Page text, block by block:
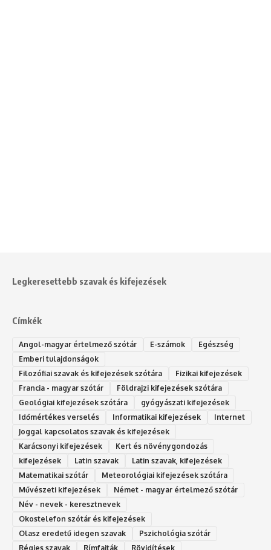
Legkeresettebb szavak és kifejezések
Címkék
Angol-magyar értelmező szótár E-számok
Egészség
Emberi tulajdonságok
Filozófiai szavak és kifejezések szótára
Fizikai kifejezések
Francia - magyar szótár
Földrajzi kifejezések szótára
Geológiai kifejezések szótára
gyógyászati kifejezések
Időmértékes verselés
Informatikai kifejezések
Internet
Joggal kapcsolatos szavak és kifejezések
Karácsonyi kifejezések
Kert és növénygondozás
kifejezések
Latin szavak
Latin szavak, kifejezések
Matematikai szótár
Meteorológiai kifejezések szótára
Művészeti kifejezések
Német - magyar értelmező szótár
Név - nevek - keresztnevek
Okostelefon szótár és kifejezések
Olasz eredetű idegen szavak
Ps‮gólohciz‬ia s‮átóz‬r
Régies szavak
Rímfajták Rövidítések